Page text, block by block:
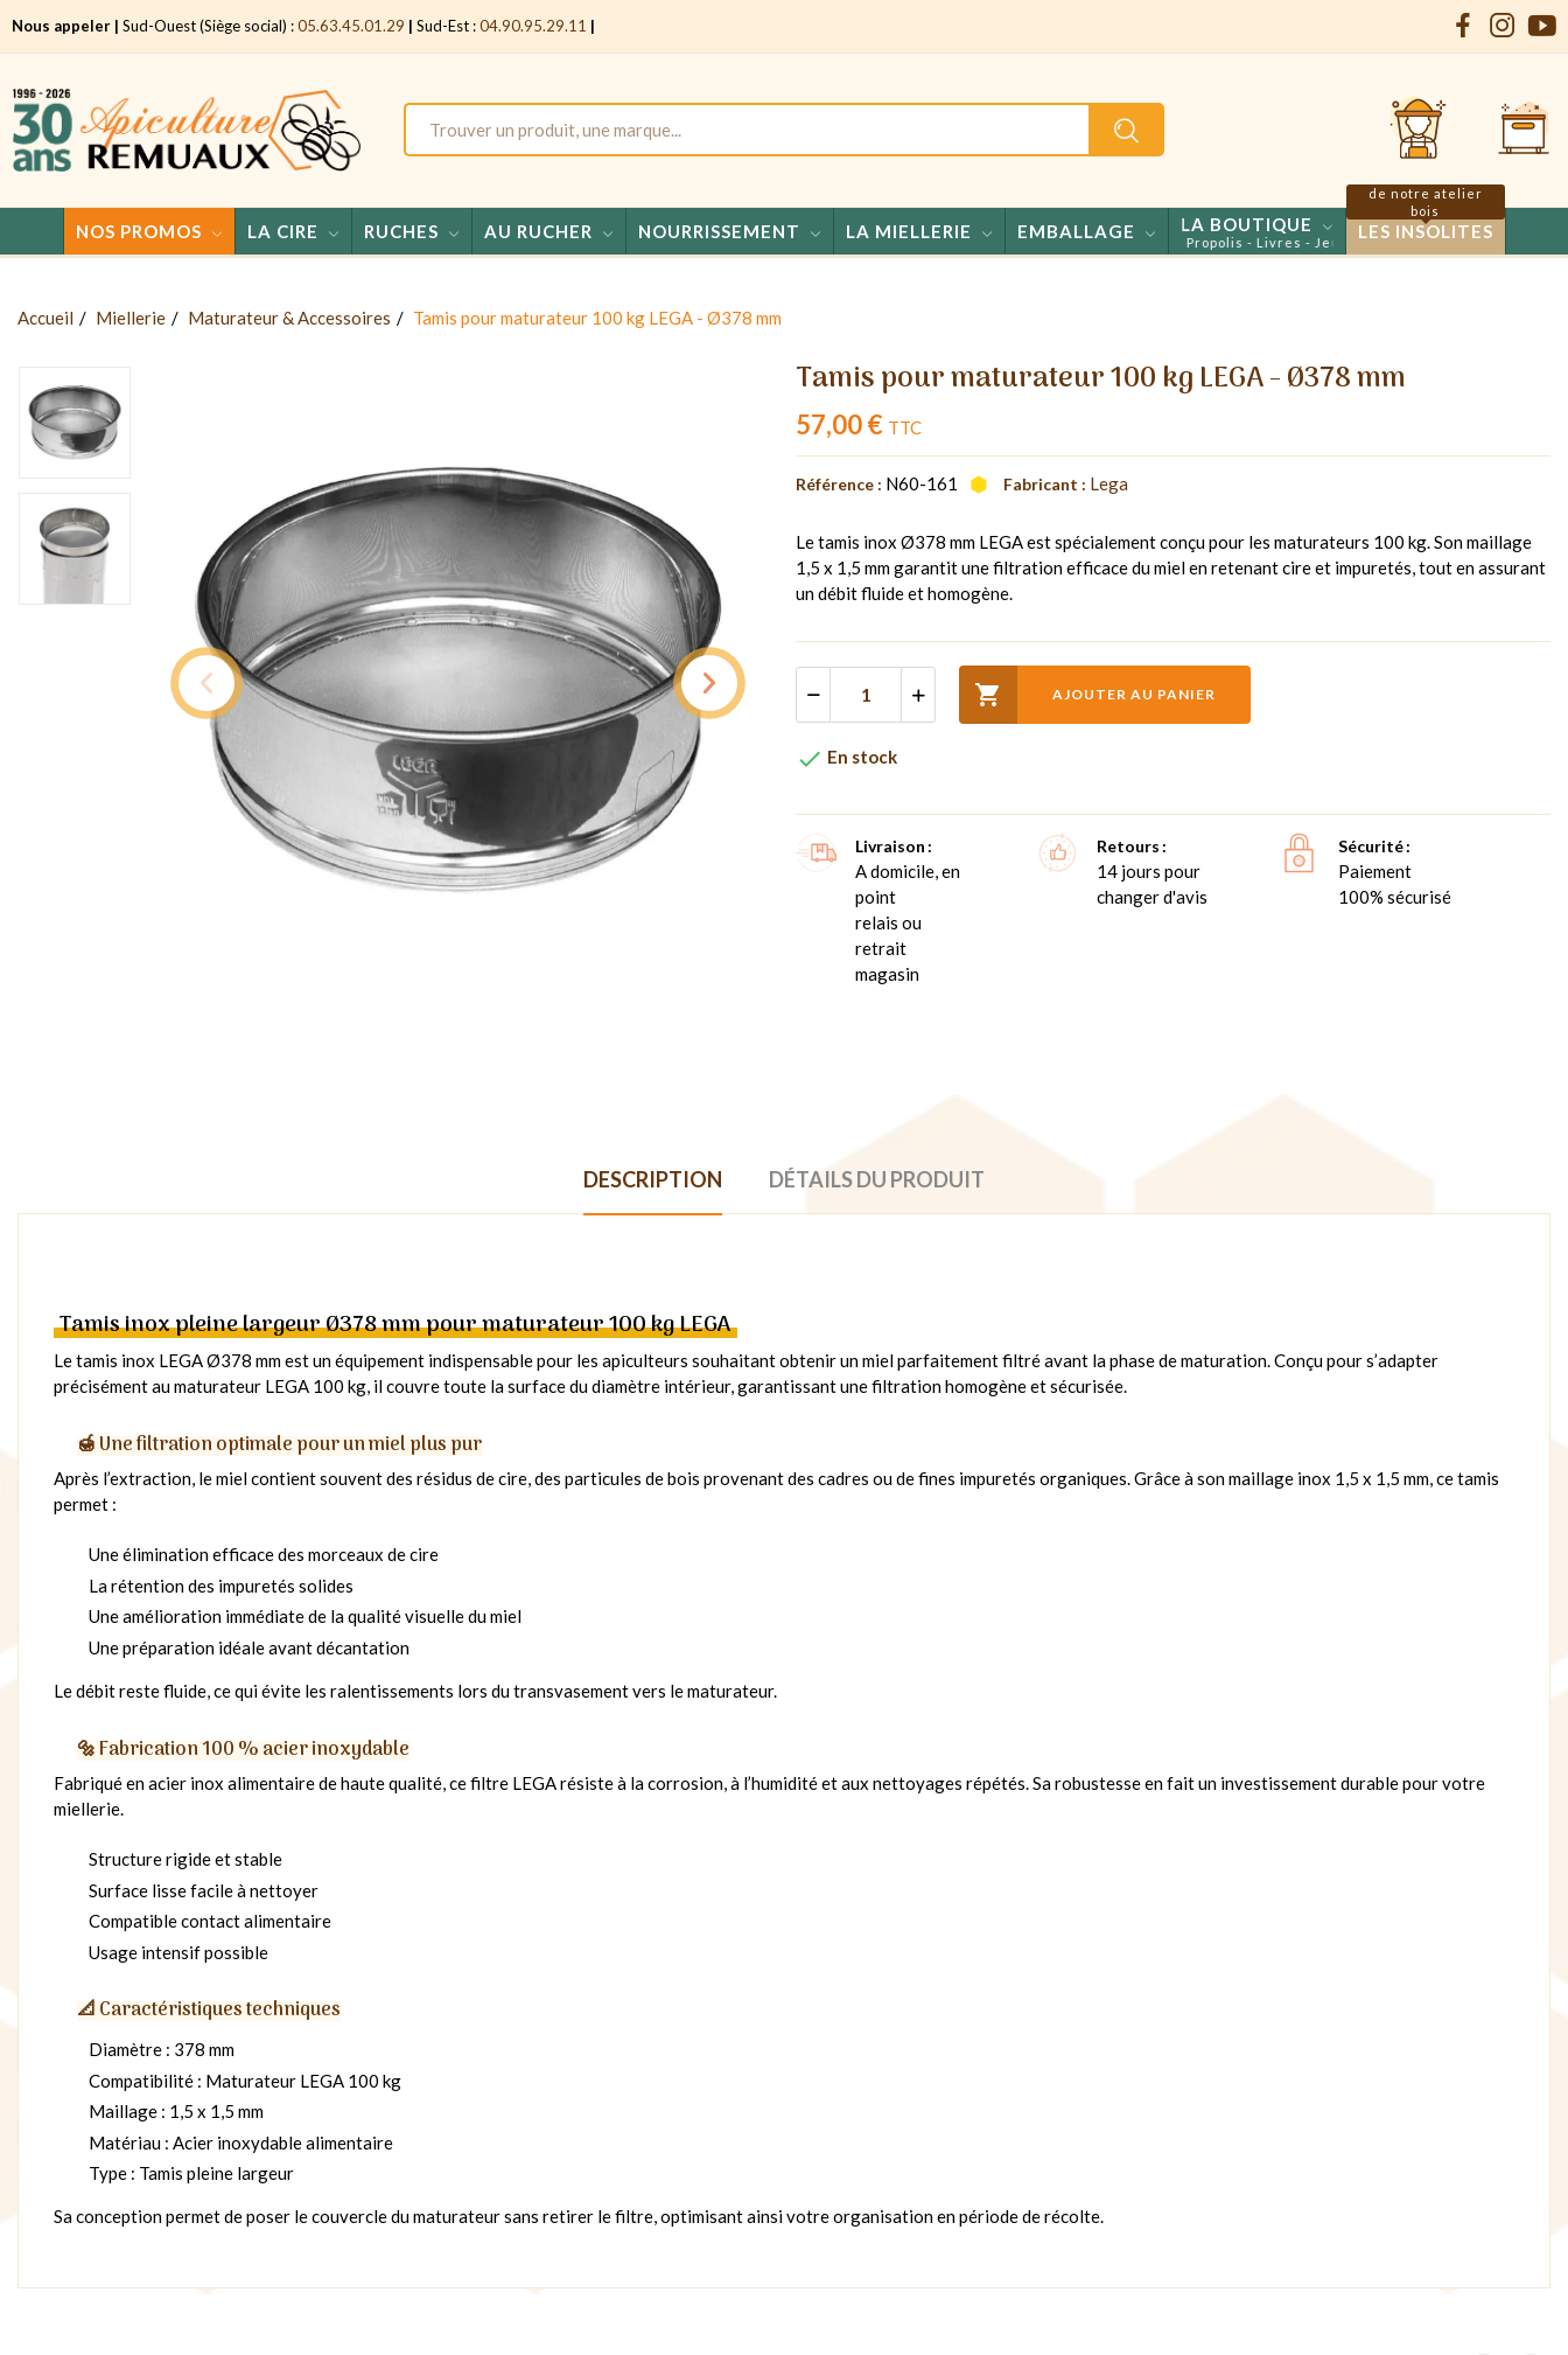
Nous appeler | Sud-Ouest (Siège social) :05.63.45.01.29 | Sud-Est :04.90.95.29.11 |
NOS PROMOS LA CIRE RUCHES AU RUCHER NOURRISSEMENT LA MIELLERIE EMBALLAGE LA BOUTIQUE
Miels - Confiseries - Propolis - Livres - Jeux
LES INSOLITES
de notre atelier
bois
Accueil Miellerie Maturateur & Accessoires Tamis pour maturateur 100 kg LEGA - Ø378 mm
Tamis pour maturateur 100 kg LEGA - Ø378 mm
57,00 € TTC
Référence : N60-161 Fabricant : Lega
Le tamis inox Ø378 mm LEGA est spécialement conçu pour les maturateurs 100 kg. Son maillage
1,5 x 1,5 mm garantit une filtration efficace du miel en retenant cire et impuretés, tout en assurant
un débit fluide et homogène.
 AJOUTER AU PANIER
 En stock
Livraison
A domicile, en
point
relais ou
retrait
magasin
Retours
14 jours pour
changer d'avis
Sécurité
Paiement
100% sécurisé
DESCRIPTION DÉTAILS DU PRODUIT
Tamis inox pleine largeur Ø378 mm pour maturateur 100 kg LEGA
Le tamis inox LEGA Ø378 mm est un équipement indispensable pour les apiculteurs souhaitant obtenir un miel parfaitement filtré avant la phase de maturation. Conçu pour s’adapter
précisément au maturateur LEGA 100 kg, il couvre toute la surface du diamètre intérieur, garantissant une filtration homogène et sécurisée.
🍯 Une filtration optimale pour un miel plus pur
Après l’extraction, le miel contient souvent des résidus de cire, des particules de bois provenant des cadres ou de fines impuretés organiques. Grâce à son maillage inox 1,5 x 1,5 mm, ce tamis
permet :
Une élimination efficace des morceaux de cire
La rétention des impuretés solides
Une amélioration immédiate de la qualité visuelle du miel
Une préparation idéale avant décantation
Le débit reste fluide, ce qui évite les ralentissements lors du transvasement vers le maturateur.
🔩 Fabrication 100 % acier inoxydable
Fabriqué en acier inox alimentaire de haute qualité, ce filtre LEGA résiste à la corrosion, à l’humidité et aux nettoyages répétés. Sa robustesse en fait un investissement durable pour votre
miellerie.
Structure rigide et stable
Surface lisse facile à nettoyer
Compatible contact alimentaire
Usage intensif possible
📐 Caractéristiques techniques
Diamètre : 378 mm
Compatibilité : Maturateur LEGA 100 kg
Maillage : 1,5 x 1,5 mm
Matériau : Acier inoxydable alimentaire
Type : Tamis pleine largeur
Sa conception permet de poser le couvercle du maturateur sans retirer le filtre, optimisant ainsi votre organisation en période de récolte.